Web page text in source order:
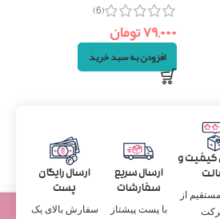
(6)
۷۹,۰۰۰تومان
افزودن به سبد خرید
و
از
ارسال سریع
سفارشات
با پست پیشتاز
ارسال رایگان
پست
سفارش بالای یک